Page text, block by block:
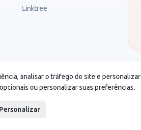
Linktree
de desconto e não é um
analisar o tráfego do site e personalizar
ou personalizar suas preferências.
Personalizar